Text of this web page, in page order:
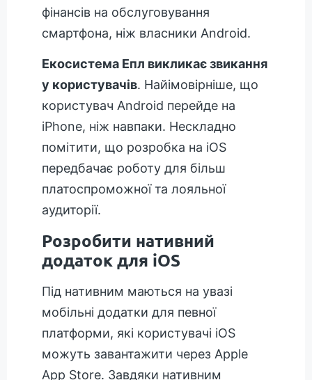
фінансів на обслуговування
смартфона, ніж власники Android.
Екосистема Епл викликає звикання
у користувачів. Найімовірніше, що
користувач Android перейде на
iPhone, ніж навпаки. Нескладно
помітити, що розробка на iOS
передбачає роботу для більш
платоспроможної та лояльної
аудиторії.
Розробити нативний
додаток для iOS
Під нативним маються на увазі
мобільні додатки для певної
платформи, які користувачі iOS
можуть завантажити через Apple
App Store. Завдяки нативним